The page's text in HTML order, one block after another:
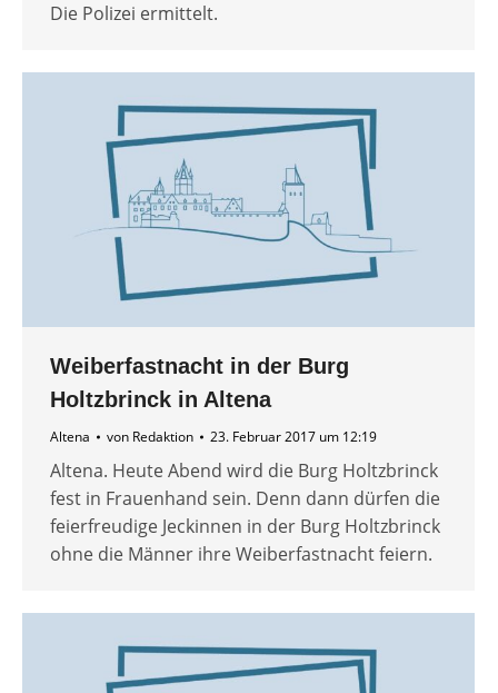
Die Polizei ermittelt.
Weiberfastnacht in der Burg
Holtzbrinck in Altena
Altena von Redaktion 23. Februar 2017 um 12:19
Altena. Heute Abend wird die Burg Holtzbrinck
fest in Frauenhand sein. Denn dann dürfen die
feierfreudige Jeckinnen in der Burg Holtzbrinck
ohne die Männer ihre Weiberfastnacht feiern.